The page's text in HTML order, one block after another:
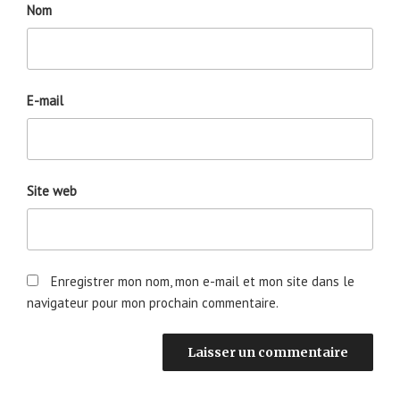
Nom
E-mail
Site web
Enregistrer mon nom, mon e-mail et mon site dans le
navigateur pour mon prochain commentaire.